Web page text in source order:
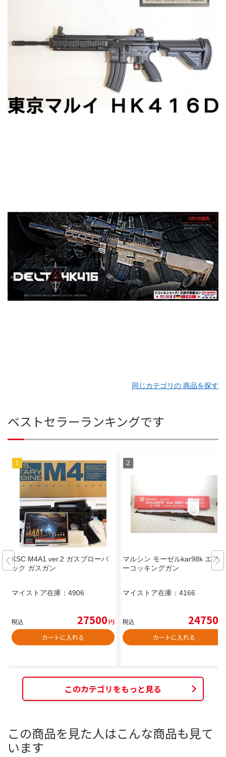
同じカテゴリの 商品を探す
ベストセラーランキングです
KSC M4A1 ver.2 ガスブローバ
ック ガスガン
マイストア在庫： 4906
税込 27500円
カートに入れる
マルシン モーゼルkar98k エア
ーコッキングガン
マイストア在庫： 4166
税込 24750
カートに入れる
このカテゴリをもっと見る
この商品を見た人はこんな商品も見て
います